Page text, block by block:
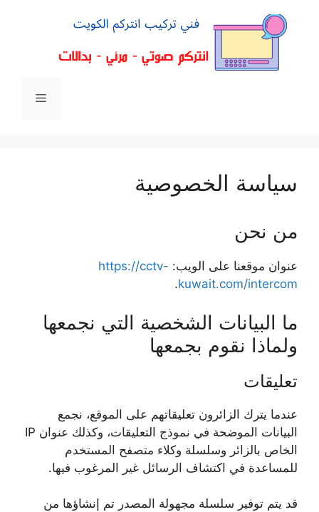
سياسة الخصوصية
من نحن
عنوان موقعنا على الويب: https://cctv-
kuwait.com/intercom
.
ما البيانات الشخصية التي نجمعها
ولماذا نقوم بجمعها
تعليقات
عندما يترك الزائرون تعليقاتهم على الموقع، نجمع
البيانات الموضحة في نموذج التعليقات، وكذلك عنوان IP
الخاص بالزائر وسلسلة وكلاء متصفح المستخدم
للمساعدة في اكتشاف الرسائل غير المرغوب فيها.
قد يتم توفير سلسلة مجهولة المصدر تم إنشاؤها من